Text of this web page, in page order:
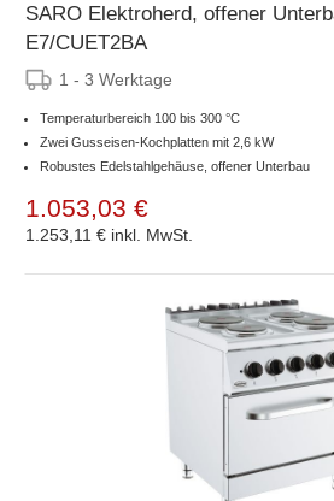
SARO Elektroherd, offener
E7/CUET2BA
1 - 3 Werktage
Temperaturbereich 100 bis 300 °C
Zwei Gusseisen-Kochplatten mit 2,6 kW
Robustes Edelstahlgehäuse, offener Unterbau
1.053,03 €
1.253,11 € inkl. MwSt.